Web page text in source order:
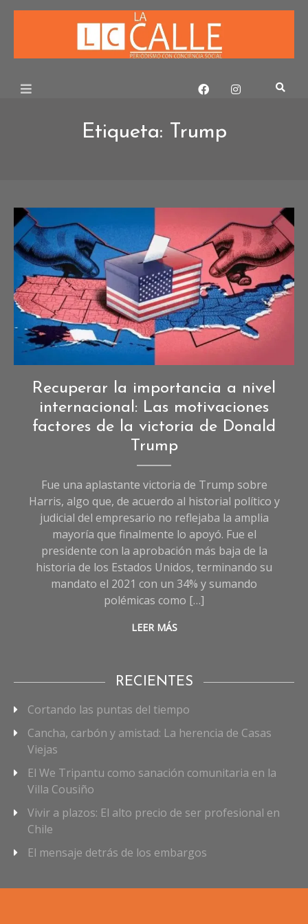
Skip
Etiqueta: Trump
Crónicas,
Crónicas
de
Sociedad
Recuperar la importancia a nivel
internacional: Las motivaciones
factores de la victoria de Donald
Trump
Fue una aplastante victoria de Trump sobre
Harris, algo que, de acuerdo al historial político y
judicial del empresario no reflejaba la amplia
mayoría que finalmente lo apoyó. Fue el
presidente con la aprobación más baja de la
historia de los Estados Unidos, terminando su
mandato el 2021 con un 34% y sumando
polémicas como […]
LEER MÁS
RECIENTES
Cortando las puntas del tiempo
Cancha, carbón y amistad: La herencia de Casas
Viejas
El We Tripantu como sanación comunitaria en la
Villa Cousiño
Vivir a plazos: El alto precio de ser profesional en
Chile
El mensaje detrás de los embargos